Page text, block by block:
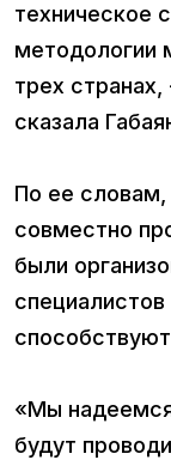
техническое
методологии
трех
сказала
По ее
совместно
были
«Мы
будут